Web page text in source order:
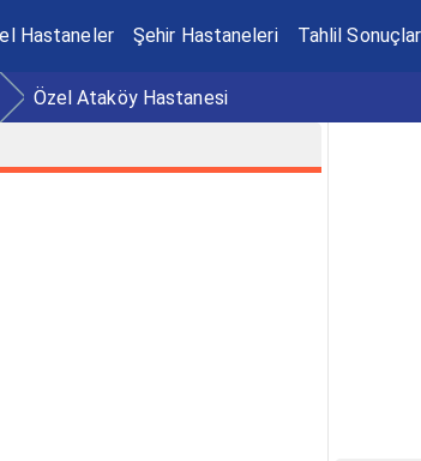
Hastaneler Şehir Hastaneleri Tahlil
Özel Ataköy Hastanesi